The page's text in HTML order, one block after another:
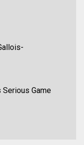
Game